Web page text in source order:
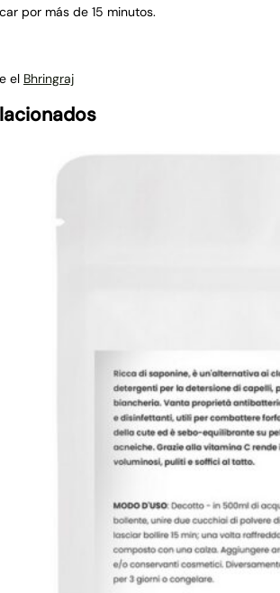
por más de 15 minutos.
el Bhringraj